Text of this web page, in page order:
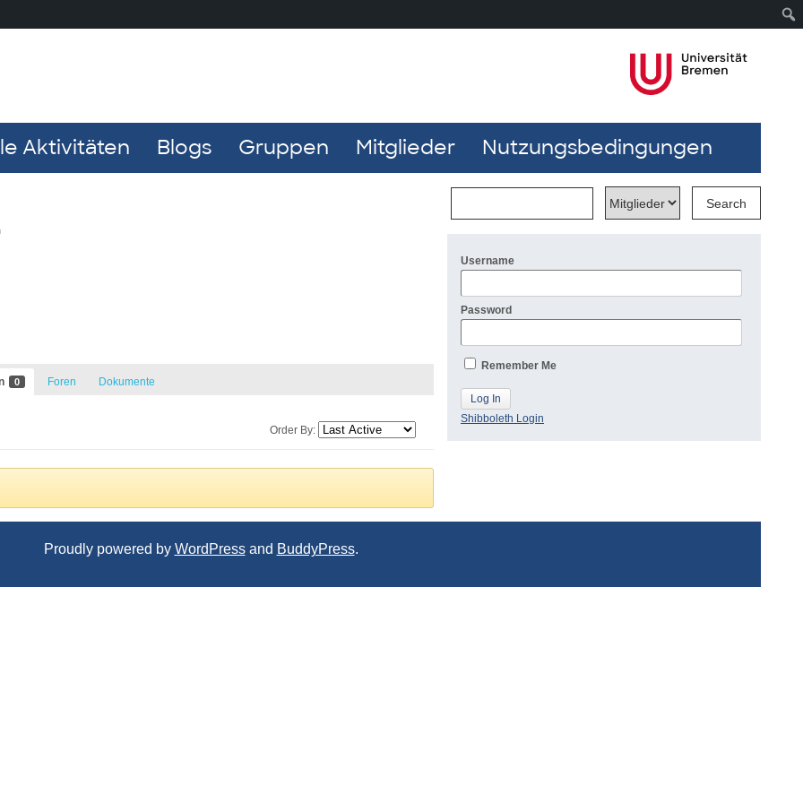
Aktivitäten Blogs Gruppen Mitglieder Nutzungsbedingungen
0 Foren Dokumente
Order By:
Username
Password
Remember Me
Shibboleth Login
Proudly powered by WordPressand BuddyPress.